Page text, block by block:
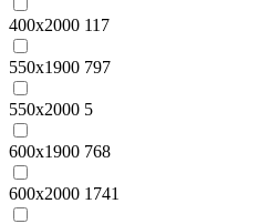
400x2000 117
550x1900 797
550x2000 5
600x1900 768
600x2000 1741